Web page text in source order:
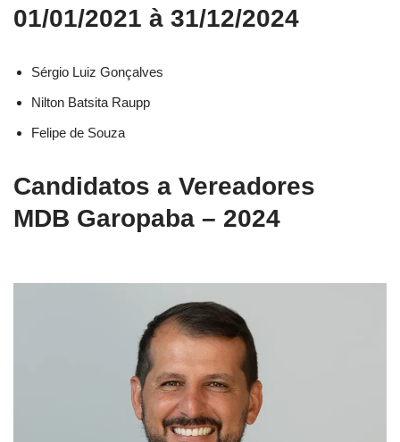
01/01/2021 à 31/12/2024
Sérgio Luiz Gonçalves
Nilton Batsita Raupp
Felipe de Souza
Candidatos a Vereadores
MDB Garopaba – 2024